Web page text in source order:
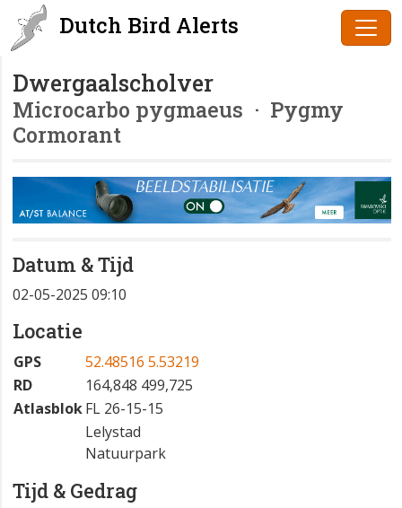
Dutch Bird Alerts
Dwergaalscholver
Microcarbo pygmaeus · Pygmy
Cormorant
Datum & Tijd
02-05-2025 09:10
Locatie
GPS
52.48516 5.53219
RD
164,848 499,725
AtlasblokFL 26-15-15
Lelystad
Natuurpark
Tijd & Gedrag